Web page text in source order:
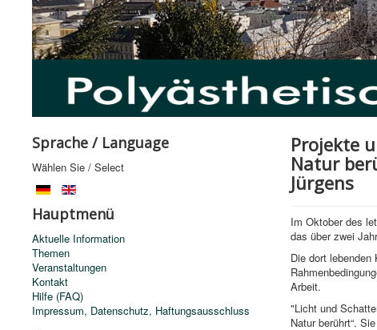
Sprache / Language
Wählen Sie / Select
Hauptmenü
Aktuelle Information
Themen
Veranstaltungen
Kontakt
Hilfe (FAQ)
Impressum, Datenschutz, Haftungsausschluss
Projekte
Natur
Jürgens
Im Oktober des
das über zwei
Die dort
Arbeit.
"Licht und
Natur berührt“.